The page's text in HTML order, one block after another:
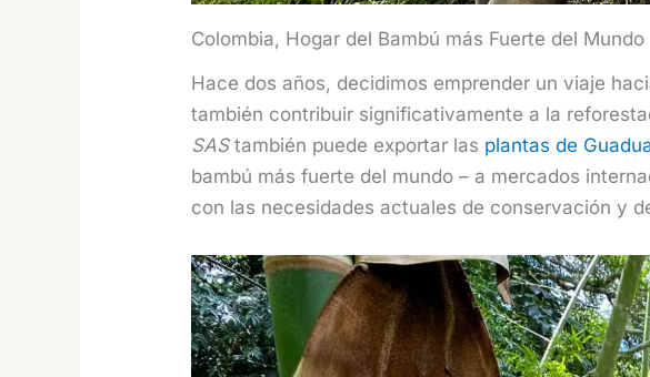
Colombia, Hogar del Bambú más Fuerte del Mundo
Hace dos años, decidimos emprender un viaje
también contribuir significativamente a la
SAStambién puede exportar las plantas de
bambú más fuerte del mundo – a mercados
con las necesidades actuales de conservación y